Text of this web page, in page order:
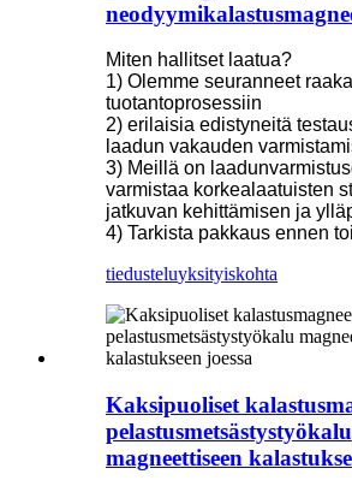
Miten hallitset laatua?
1) Olemme seuranneet
tuotantoprosessiin
2) erilaisia ​​edistyneitä
laadun vakauden
3) Meillä on
varmistaa korkealaatuisten
jatkuvan kehittämisen ja
4) Tarkista pakkaus ennen
tiedusteluyksityiskohta
Kaksipuoliset
pelastusmetsästystyökalu
magneettiseen